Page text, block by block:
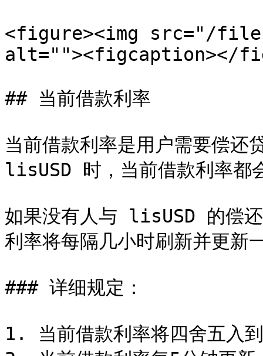
<figure><img src="/
alt=""><figcaption></
## 当前借款利率
当前借款利率是用户需要偿还
lisUSD 时，当前借款利率都
如果没有人与 lisUSD 的偿
利率将每隔几小时刷新并更新
### 详细规定：
1. 当前借款利率将四舍五入